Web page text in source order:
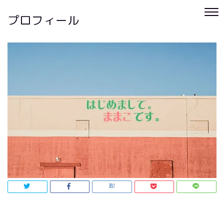
プロフィール